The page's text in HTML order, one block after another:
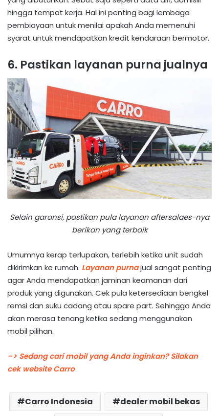
hingga tempat kerja. Hal ini penting bagi lembaga
pembiayaan untuk menilai apakah Anda memenuhi
syarat untuk mendapatkan kredit kendaraan bermotor.
6. Pastikan layanan purna jualnya
Selain garansi, pastikan pula layanan aftersalaes-nya
berikan yang terbaik
Umumnya kerap terlupakan, terlebih ketika unit sudah
dikirimkan ke rumah. Layanan purnajual sangat penting
agar Anda mendapatkan jaminan keamanan dari
produk yang digunakan. Cek pula ketersediaan bengkel
remsi dan suku cadang atau spare part. Sehingga Anda
akan merasa tenang ketika sedang menggunakan
mobil pilihan.
–> Sedang cari mobil yang Anda inginkan? Silakan
cek website Carro
Carro Indonesia
dealer mobil bekas